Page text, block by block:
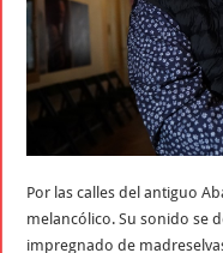
Por las calles del antiguo
melancólico. Su sonido se
impregnado de